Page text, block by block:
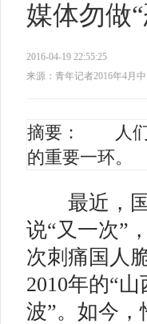
媒体勿做
2016-04-19 22:55:25
来源：青年记者2016年4月中
摘要： 人们
的重要一环。
最近，国
说“又一次”
次刺痛国人
2010年的“
波”。如今，